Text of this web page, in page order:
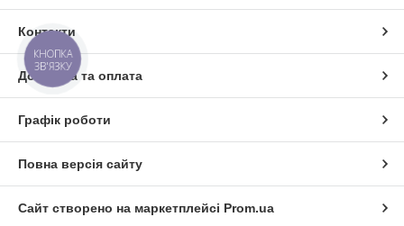
Контакти
Доставка та оплата
Графік роботи
Повна версія сайту
Сайт створено на маркетплейсі Prom.ua
КНОПКА
ЗВ'ЯЗКУ